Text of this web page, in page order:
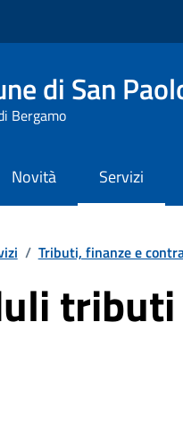
di San
Bergamo
Novità Servizi
/ Tributi, finanze e